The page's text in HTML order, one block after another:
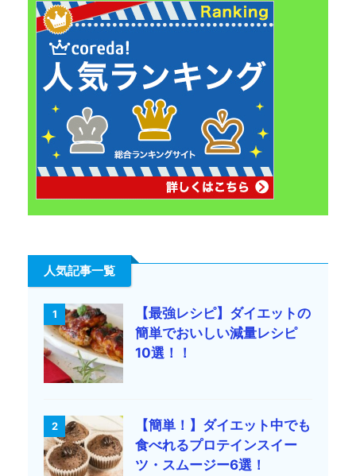
人気記事一覧
1
【最強レシピ】ダイエットの
簡単でおいしい減量レシピ
10選！！
2
【簡単！】ダイエット中でも
食べれるプロテインスイー
ツ・スムージー6選！